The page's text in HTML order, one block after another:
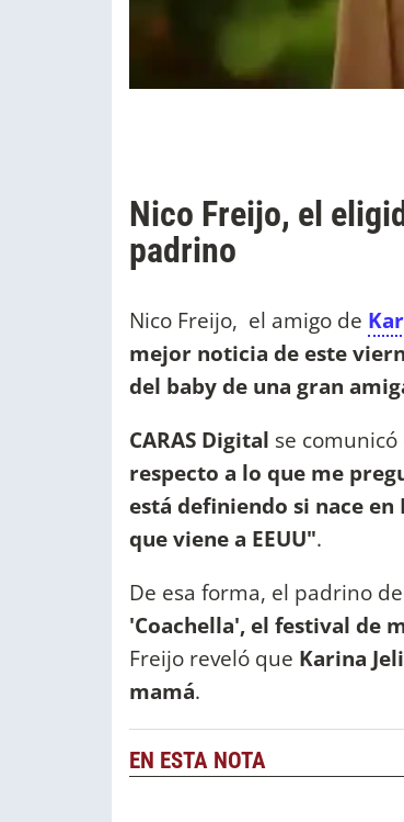
Nico Freijo, el
padrino
Nico Freijo, el amigo de
mejor noticia de este
del baby de una gran
CARAS Digital se
respecto a lo que me
está definiendo si nace en
que viene a EEUU".
De esa forma, el padrino
'Coachella', el festival de
Freijo reveló que Karina
mamá.
EN ESTA NOTA